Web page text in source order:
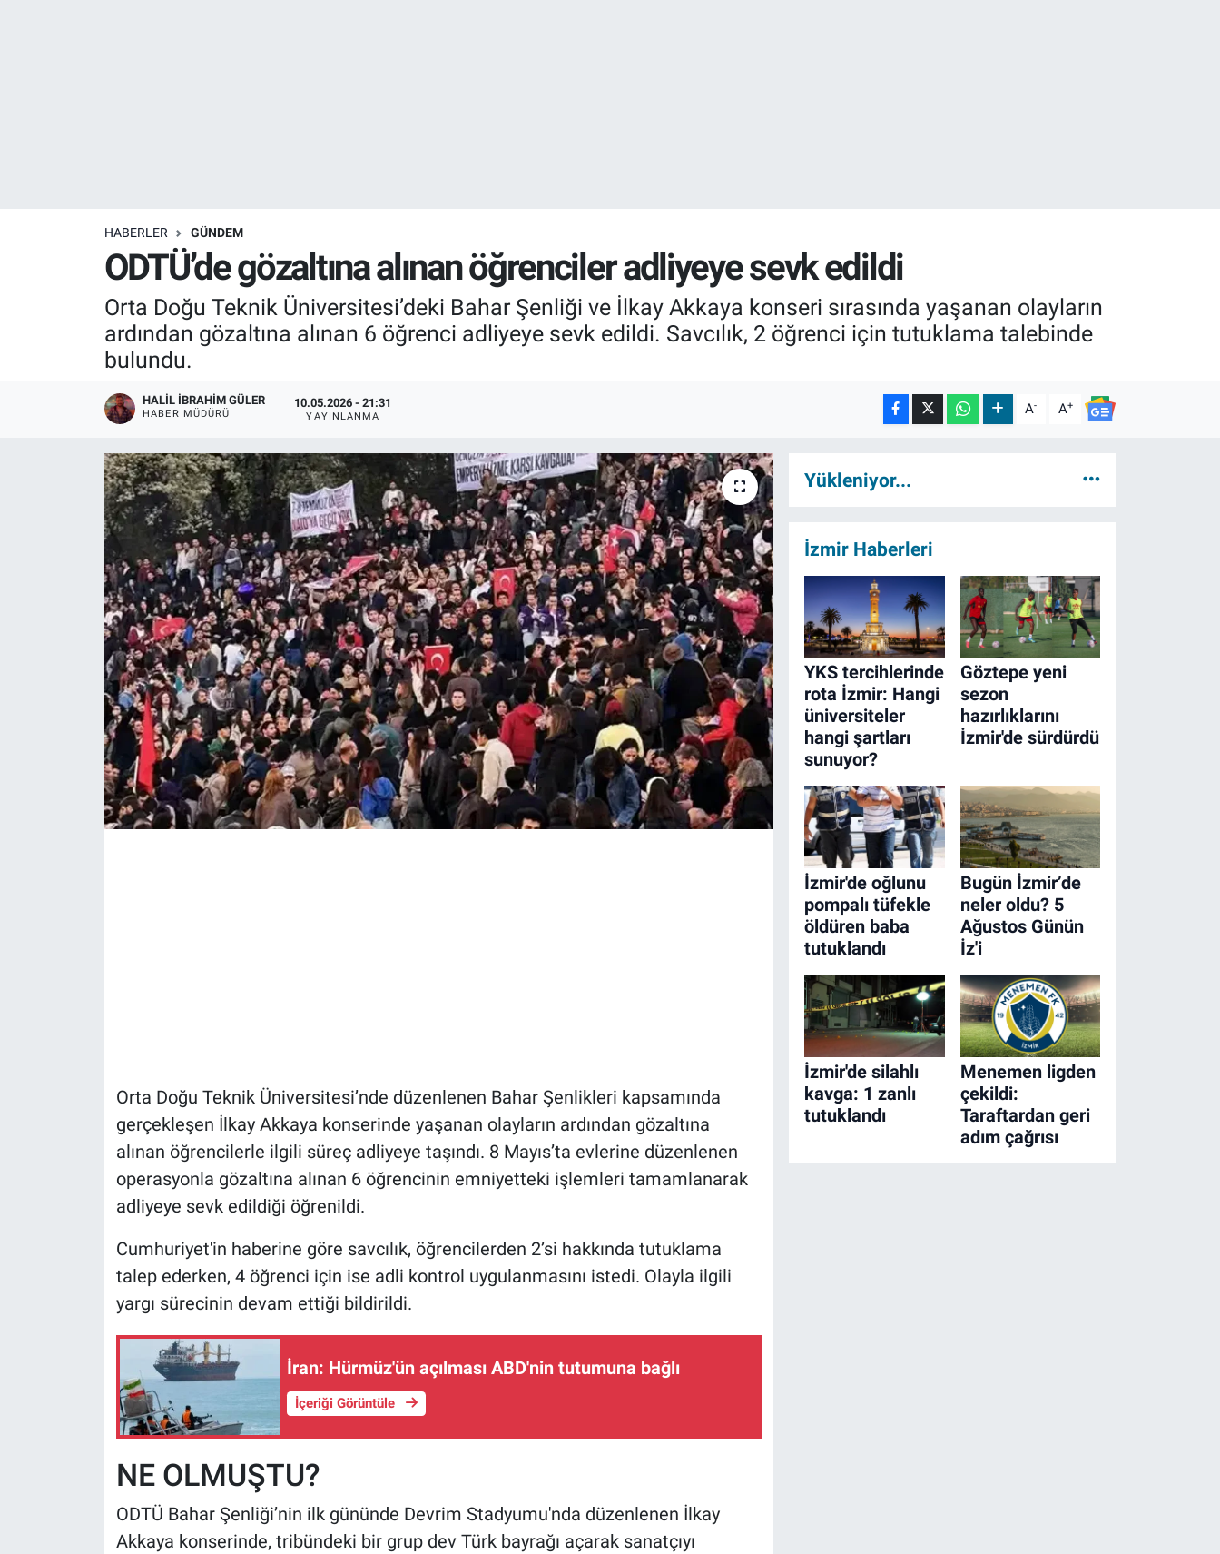
HABERLER GÜNDEM
ODTÜ’de gözaltına alınan öğrenciler adliyeye sevk edildi
Orta Doğu Teknik Üniversitesi’deki Bahar Şenliği ve İlkay Akkaya konseri sırasında yaşanan olayların
ardından gözaltına alınan 6 öğrenci adliyeye sevk edildi. Savcılık, 2 öğrenci için tutuklama talebinde
bulundu.
HALIL İBRAHIM GÜLER
HABER MÜDÜRÜ
10.05.2026 - 21:31
YAYINLANMA A- A+
Orta Doğu Teknik Üniversitesi’nde düzenlenen Bahar Şenlikleri kapsamında
gerçekleşen İlkay Akkaya konserinde yaşanan olayların ardından gözaltına
alınan öğrencilerle ilgili süreç adliyeye taşındı. 8 Mayıs’ta evlerine düzenlenen
operasyonla gözaltına alınan 6 öğrencinin emniyetteki işlemleri tamamlanarak
adliyeye sevk edildiği öğrenildi.
Cumhuriyet'in haberine göre savcılık, öğrencilerden 2’si hakkında tutuklama
talep ederken, 4 öğrenci için ise adli kontrol uygulanmasını istedi. Olayla ilgili
yargı sürecinin devam ettiği bildirildi.
İran: Hürmüz'ün açılması ABD'nin tutumuna bağlı
İçeriği Görüntüle
NE OLMUŞTU?
ODTÜ Bahar Şenliği’nin ilk gününde Devrim Stadyumu'nda düzenlenen İlkay
Akkaya konserinde, tribündeki bir grup dev Türk bayrağı açarak sanatçıyı
Yükleniyor...
İzmir Haberleri
YKS tercihlerinde
rota İzmir: Hangi
üniversiteler
hangi şartları
sunuyor?
Göztepe yeni
sezon
hazırlıklarını
İzmir'de sürdürdü
İzmir'de oğlunu
pompalı tüfekle
öldüren baba
tutuklandı
Bugün İzmir’de
neler oldu? 5
Ağustos Günün
İz'i
İzmir'de silahlı
kavga: 1 zanlı
tutuklandı
Menemen ligden
çekildi:
Taraftardan geri
adım çağrısı